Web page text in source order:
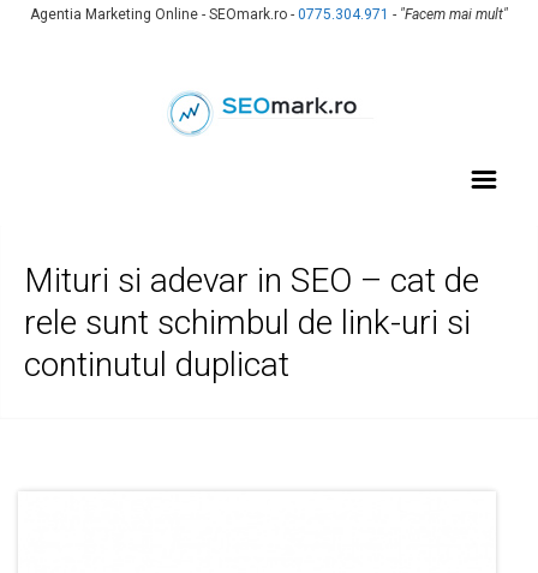
Agentia Marketing Online - SEOmark.ro - 0775.304.971 - "Facem mai mult"
Mituri si adevar in SEO – cat de
rele sunt schimbul de link-uri si
continutul duplicat